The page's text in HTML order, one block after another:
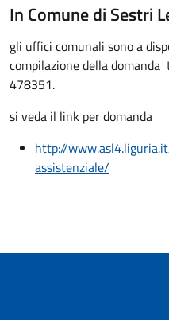
In Comune di Sestri
gli uffici comunali sono a
compilazione della
478351.
si veda il link per domanda
http://
assistenziale/